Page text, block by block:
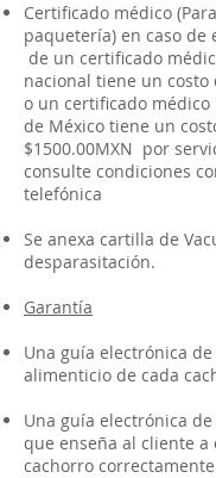
Certificado médico
paquetería) en caso de
de un certificado
nacional tiene un costo
o un certificado
de México tiene un
$1500.00MXN por
consulte condiciones
telefónica
Se anexa cartilla de
desparasitación.
Garantía
Una guía electrónica de
alimenticio de cada
Una guía electrónica
que enseña al cliente
cachorro